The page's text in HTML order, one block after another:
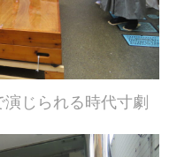
じられる時代寸劇